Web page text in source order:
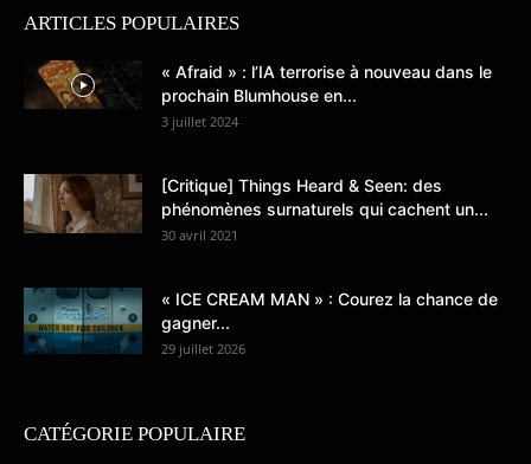
ARTICLES POPULAIRES
« Afraid » : l’IA terrorise à nouveau dans le
prochain Blumhouse en...
3 juillet 2024
[Critique] Things Heard & Seen: des
phénomènes surnaturels qui cachent un...
30 avril 2021
« ICE CREAM MAN » : Courez la chance de
gagner...
29 juillet 2026
CATÉGORIE POPULAIRE